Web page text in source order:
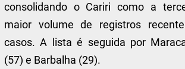
consolidando o Cariri como a
maior volume de registros
casos. A lista é seguida por
(57) e Barbalha (29).